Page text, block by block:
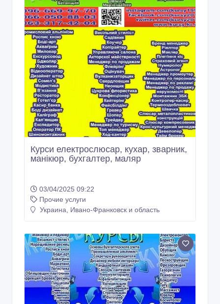
Курси електрослюсар, кухар, зварник,
манікюр, бухгалтер, маляр
03/04/2025 09:22
Прочие услуги
Украина, Ивано-Франковск и область